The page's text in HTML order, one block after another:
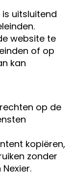
is uitsluitend
website te
of op
kan
op de
kopiëren,
zonder